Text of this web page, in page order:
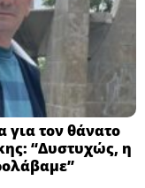
τον θάνατο
“Δυστυχώς, η